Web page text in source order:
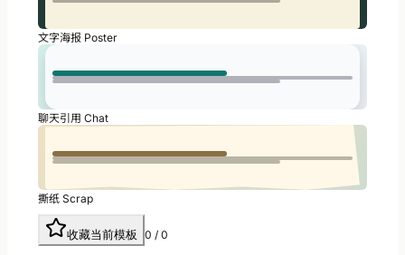
文字海报 Poster
聊天引用 Chat
撕纸 Scrap
收藏当前模板 0 / 0